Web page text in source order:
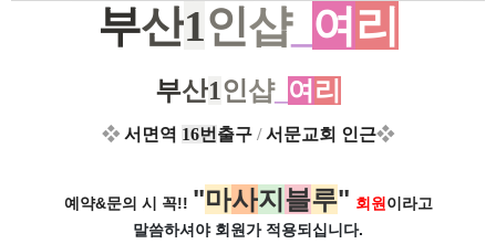
부산1인샵_ 여 리
부산1인샵_ 여 리
❖ 서면역 16번 출구 /서문교회 인근❖
예약&문의 시 꼭!! "마사지 블루" 회원 이라고
말씀하셔야 회원가 적용되십니다.